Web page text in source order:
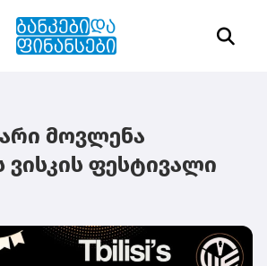
მოვლენა
ფესტივალი